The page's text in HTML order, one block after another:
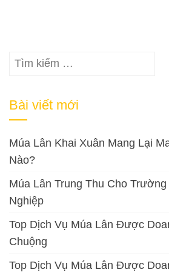
Tìm
Bài viết mới
Múa Lân Khai Xuân Mang Lại
Nào?
Múa Lân Trung Thu Cho
Nghiệp
Top Dịch Vụ Múa Lân Được
Chuộng
Top Dịch Vụ Múa Lân Được